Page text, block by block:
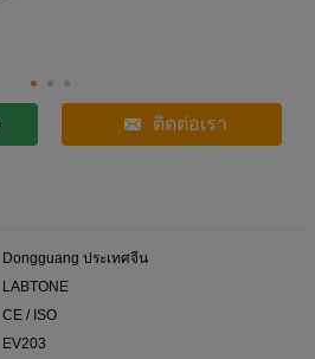
ติดต่อเรา
Dongguang ประเทศจีน
LABTONE
CE / ISO
EV203